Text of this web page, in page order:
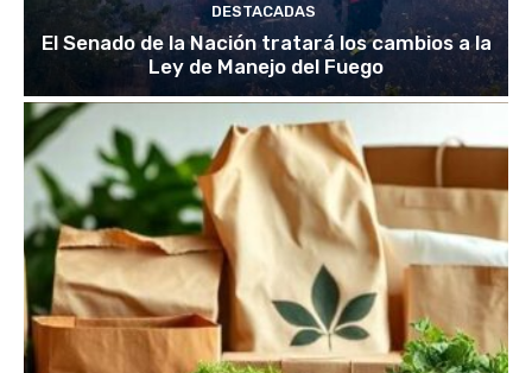
DESTACADAS
El Senado de la Nación tratará los cambios a la
Ley de Manejo del Fuego